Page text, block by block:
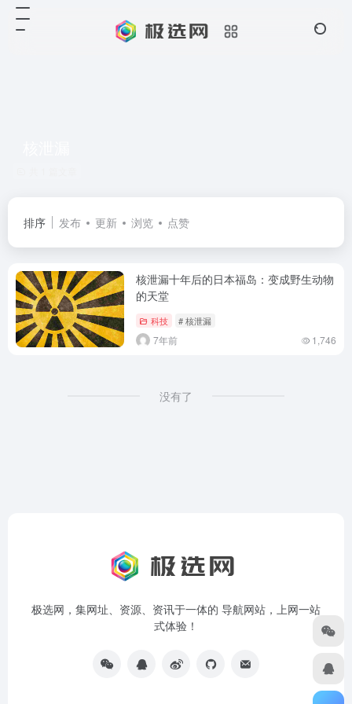
排序 发布 更新 浏览 点赞
核泄漏十年后的日本福岛：变成野生动物
的天堂
科技 # 核泄漏
7年前 1,746
没有了
极选网，集网址、资源、资讯于一体的 导航网站，上网一站
式体验！